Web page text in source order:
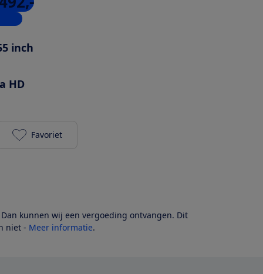
inch
HD
TCL 55P79K toevoegen aan je favorieten
Favoriet
kunnen wij een vergoeding ontvangen. Dit
niet - Meer informatie.